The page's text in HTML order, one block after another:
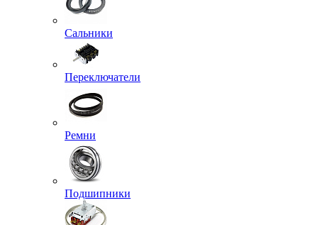
Сальники
Переключатели
Ремни
Подшипники